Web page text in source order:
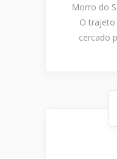
Morro do
O trajeto
cercado